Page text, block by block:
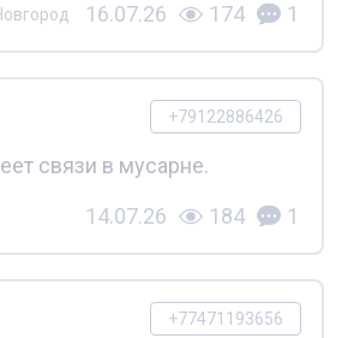
16.07.26 174 1
+79122886426
связи в мусарне.
14.07.26 184 1
+77471193656